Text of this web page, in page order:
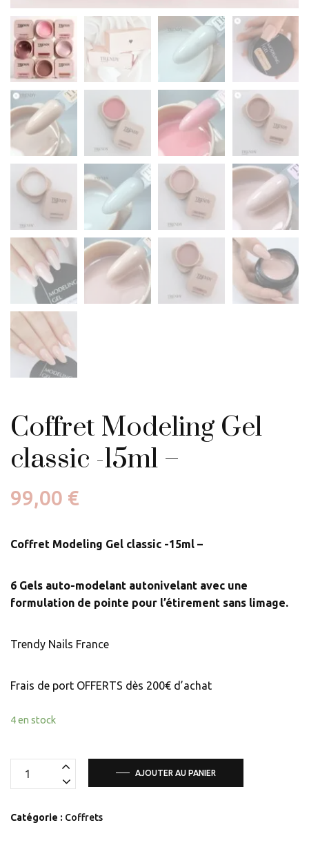
Coffret Modeling Gel
classic -15ml –
99,00 €
Coffret Modeling Gel classic -15ml –
6 Gels auto-modelant autonivelant avec une
formulation de pointe pour l’étirement sans limage.
Trendy Nails France
Frais de port OFFERTS dès 200€ d’achat
4 en stock
quantité
Modeling
AJOUTER AU PANIER
Catégorie : Coffrets